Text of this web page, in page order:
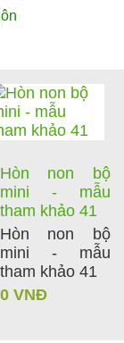
Hòn non bộ
mini - mẫu
tham khảo 41
Hòn non bộ
mini - mẫu
tham khảo 41
0 VNĐ